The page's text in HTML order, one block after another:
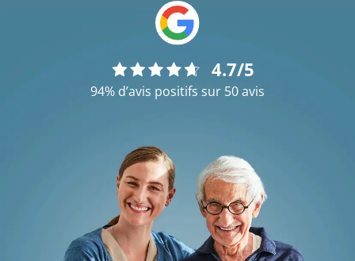
4.7/5
94% d’avis positifs sur 50 avis